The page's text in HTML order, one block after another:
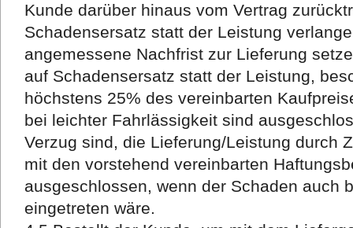
Kunde darüber hinaus vom Vertrag
Schadensersatz statt der Leistung
angemessene Nachfrist zur Lieferung
auf Schadensersatz statt der Leistung,
höchstens 25% des vereinbarten
bei leichter Fahrlässigkeit sind
Verzug sind, die Lieferung/Leistung durch
mit den vorstehend vereinbarten
ausgeschlossen, wenn der Schaden auch
eingetreten wäre.